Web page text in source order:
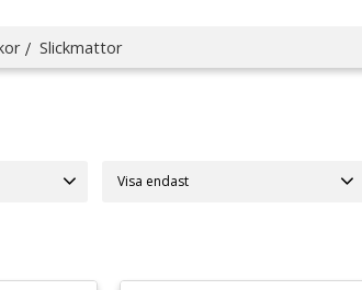
Slickmattor
Visa endast